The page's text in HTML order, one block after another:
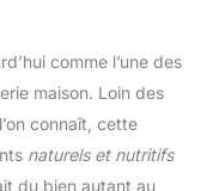
comme l’une des
maison. Loin des
connaît, cette
naturels et nutritifs
du bien autant au